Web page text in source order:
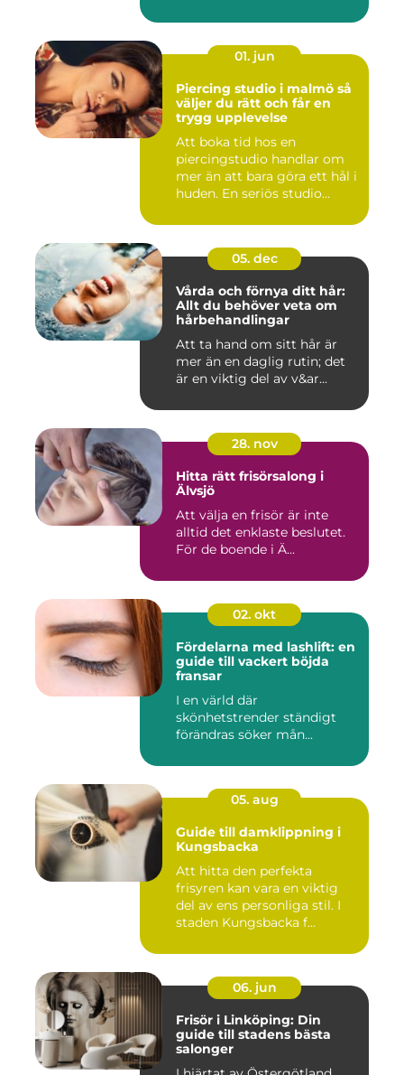
01. jun
Piercing studio i malmö så
väljer du rätt och får en
trygg upplevelse
Att boka tid hos en
piercingstudio handlar om
mer än att bara göra ett hål i
huden. En seriös studio...
05. dec
Vårda och förnya ditt hår:
Allt du behöver veta om
hårbehandlingar
Att ta hand om sitt hår är
mer än en daglig rutin; det
är en viktig del av v&ar...
28. nov
Hitta rätt frisörsalong i
Älvsjö
Att välja en frisör är inte
alltid det enklaste beslutet.
För de boende i Ä...
02. okt
Fördelarna med lashlift: en
guide till vackert böjda
fransar
I en värld där
skönhetstrender ständigt
förändras söker mån...
05. aug
Guide till damklippning i
Kungsbacka
Att hitta den perfekta
frisyren kan vara en viktig
del av ens personliga stil. I
staden Kungsbacka f...
06. jun
Frisör i Linköping: Din
guide till stadens bästa
salonger